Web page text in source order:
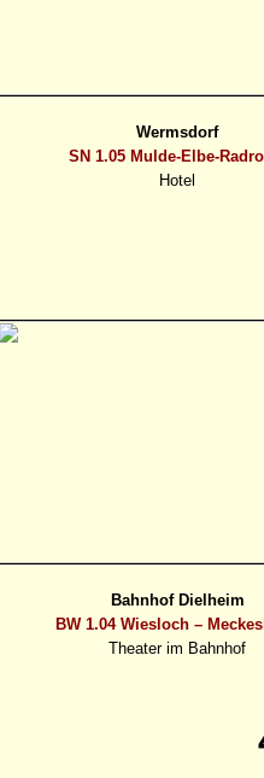
Wermsdorf
SN 1.05 Mulde-Elbe-
Hotel
Bahnhof Dielheim
BW 1.04 Wiesloch –
Theater im Bahnhof